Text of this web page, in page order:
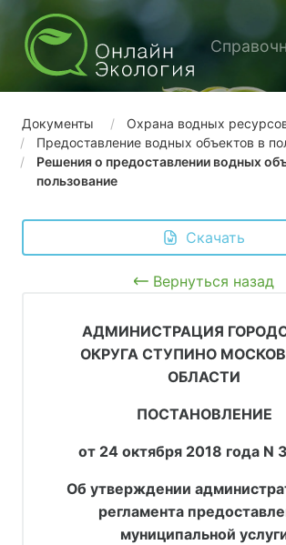
Документы
Охрана водных
Предоставление водных объектов в
Решения о предоставлении водных
пользование
Скачать
Вернуться назад
АДМИНИСТРАЦИЯ
ОКРУГА СТУПИНО
ОБЛАСТИ
ПОСТАНОВЛЕНИЕ
от 24 октября 2018 года N
Об утверждении
регламента
муниципальной